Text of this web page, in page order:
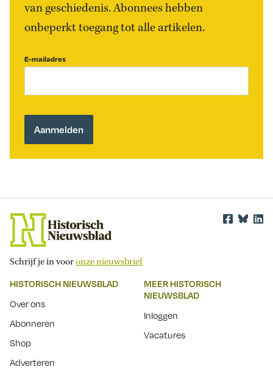
van geschiedenis. Abonnees hebben
onbeperkt toegang tot alle artikelen.
E-mailadres
Schrijf je in vooronze nieuwsbrief
HISTORISCH NIEUWSBLAD
Over ons
Abonneren
Shop
Adverteren
MEER HISTORISCH
NIEUWSBLAD
Inloggen
Vacatures